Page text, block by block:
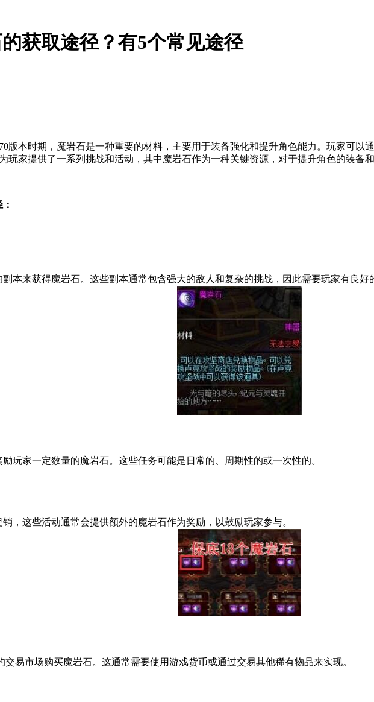
获取途径？有5个常见途径
版本时期，魔岩石是一种重要的材料，主要用于装备强化和提升角色能力。玩家可以
玩家提供了一系列挑战和活动，其中魔岩石作为一种关键资源，对于提升角色的装备和
本来获得魔岩石。这些副本通常包含强大的敌人和复杂的挑战，因此需要玩家有良好
玩家一定数量的魔岩石。这些任务可能是日常的、周期性的或一次性的。
，这些活动通常会提供额外的魔岩石作为奖励，以鼓励玩家参与。
易市场购买魔岩石。这通常需要使用游戏货币或通过交易其他稀有物品来实现。